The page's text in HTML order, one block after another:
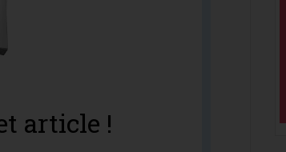
article !